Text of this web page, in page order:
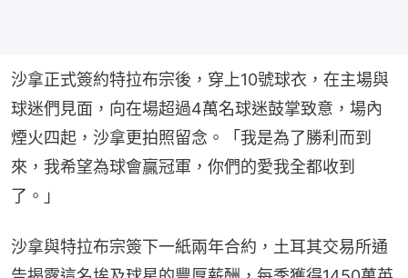
沙拿正式簽約特拉布宗後，穿上10號球衣，在主場與
球迷們見面，向在場超過4萬名球迷鼓掌致意，場內
煙火四起，沙拿更拍照留念。「我是為了勝利而到
來，我希望為球會贏冠軍，你們的愛我全都收到
了。」
沙拿與特拉布宗簽下一紙兩年合約，土耳其交易所通